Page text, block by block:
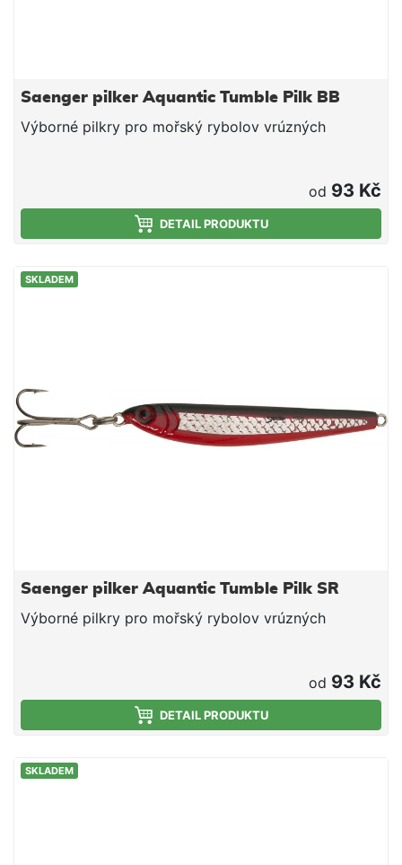
Saenger pilker Aquantic Tumble Pilk BB
Výborné pilkry pro mořský rybolov vrúzných
od 93 Kč
DETAIL PRODUKTU
SKLADEM
Saenger pilker Aquantic Tumble Pilk SR
Výborné pilkry pro mořský rybolov vrúzných
od 93 Kč
DETAIL PRODUKTU
SKLADEM